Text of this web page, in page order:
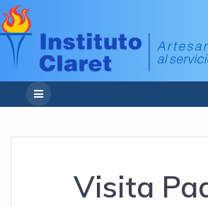
Visita